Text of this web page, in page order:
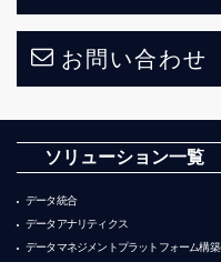
お問い合わせ
ソリューション一覧
データ統合
データアナリティクス
データマネジメントプラットフォーム構築